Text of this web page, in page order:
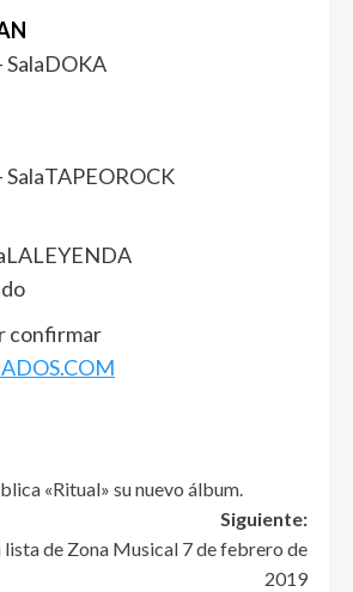
SalaDOKA
SalaTAPEOROCK
confirmar
«Ritual» su nuevo álbum.
Siguiente:
lista de Zona Musical 7 de febrero de
2019